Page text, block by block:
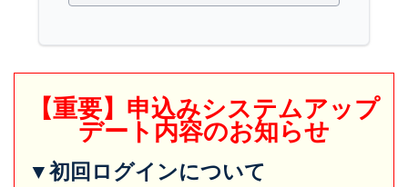
【重要】申込みシステムアップ
デート内容のお知らせ
▼初回ログインについて